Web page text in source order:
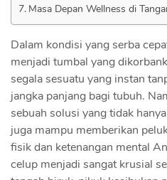
Masa Depan Wellness di
Dalam kondisi yang serba
menjadi tumbal yang
segala sesuatu yang instan
jangka panjang bagi tubuh.
sebuah solusi yang tidak
juga mampu memberikan
fisik dan ketenangan mental
celup menjadi sangat krusial